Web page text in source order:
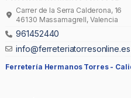
Carrer de la Serra Calderona, 16
46130 Massamagrell, Valencia
961452440
info@ferreteriatorresonline.es
Ferretería Hermanos Torres -